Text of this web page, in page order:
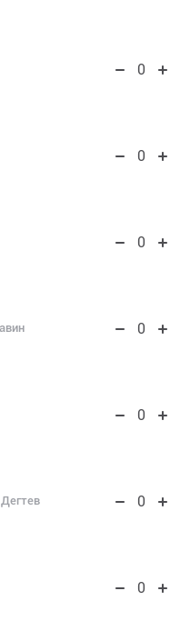
0
0
0
0
0
0
0